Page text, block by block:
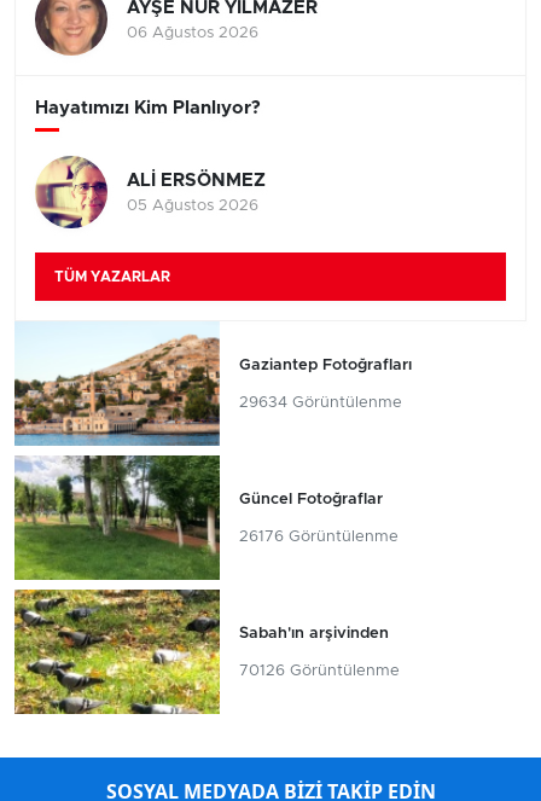
AYŞE NUR YILMAZER
06 Ağustos 2026
Hayatımızı Kim Planlıyor?
ALİ ERSÖNMEZ
05 Ağustos 2026
TÜM YAZARLAR
Gaziantep Fotoğrafları
29634 Görüntülenme
Güncel Fotoğraflar
26176 Görüntülenme
Sabah'ın arşivinden
70126 Görüntülenme
SOSYAL MEDYADA BİZİ TAKİP EDİN